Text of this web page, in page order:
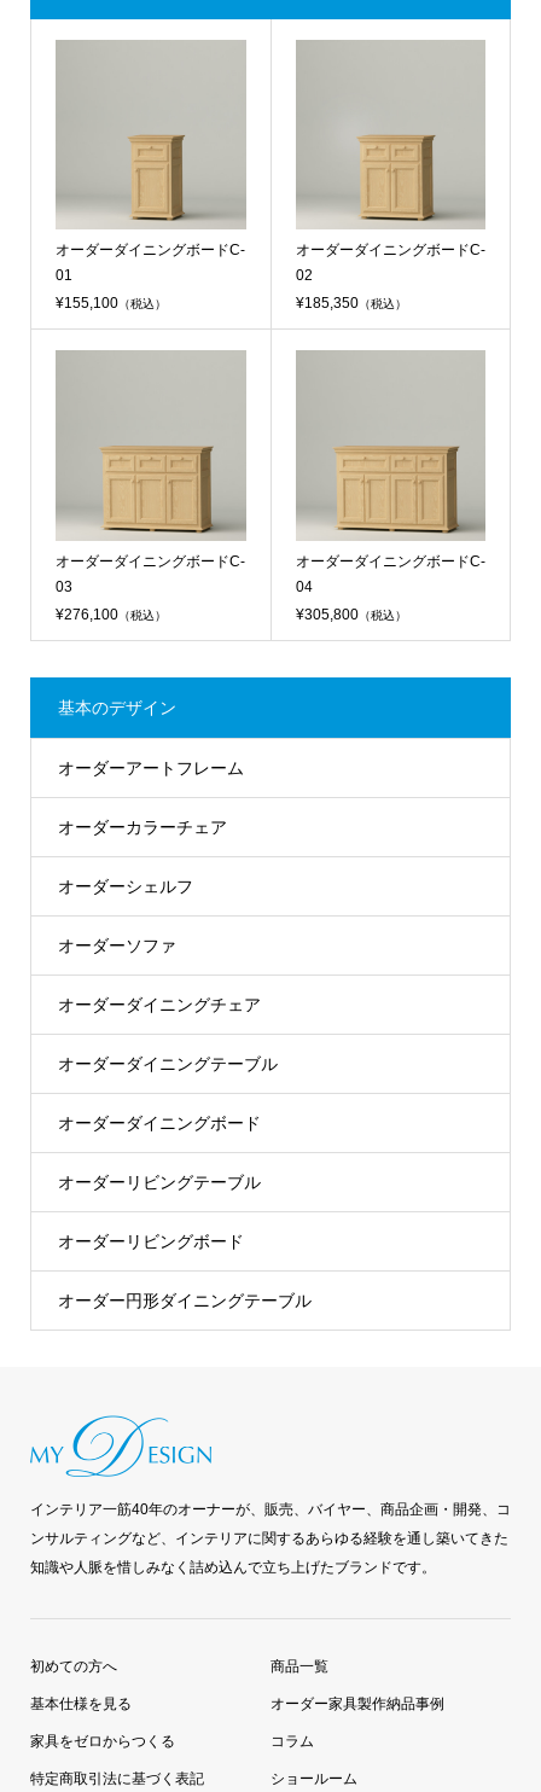
オーダーダイニングボードC-
01
¥155,100（税込）
オーダーダイニングボードC-
02
¥185,350（税込）
オーダーダイニングボードC-
03
¥276,100（税込）
オーダーダイニングボードC-
04
¥305,800（税込）
基本のデザイン
オーダーアートフレーム
オーダーカラーチェア
オーダーシェルフ
オーダーソファ
オーダーダイニングチェア
オーダーダイニングテーブル
オーダーダイニングボード
オーダーリビングテーブル
オーダーリビングボード
オーダー円形ダイニングテーブル
インテリア一筋40年のオーナーが、販売、バイヤー、商品企画・開発、コ
ンサルティングなど、インテリアに関するあらゆる経験を通し築いてきた
知識や人脈を惜しみなく詰め込んで立ち上げたブランドです。
初めての方へ
基本仕様を見る
家具をゼロからつくる
特定商取引法に基づく表記
商品一覧
オーダー家具製作納品事例
コラム
ショールーム